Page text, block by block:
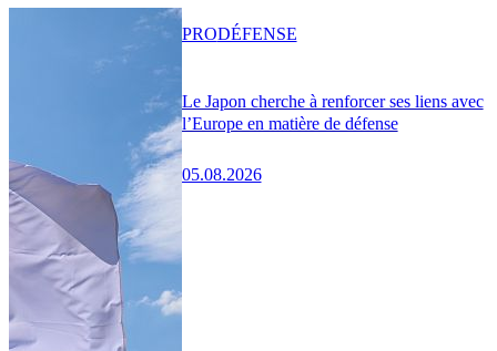
Le Japon cherche à renforcer ses liens avec
l’Europe en matière de défense
05.08.2026
PRODÉFENSE